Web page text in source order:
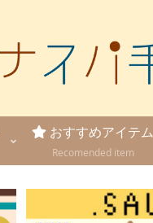
おすすめアイテム
Recomended item